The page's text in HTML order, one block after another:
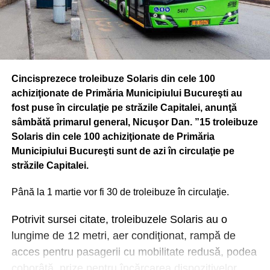
Cincisprezece troleibuze Solaris din cele 100
achiziţionate de Primăria Municipiului Bucureşti au
fost puse în circulaţie pe străzile Capitalei, anunţă
sâmbătă primarul general, Nicuşor Dan. ”15 troleibuze
Solaris din cele 100 achiziţionate de Primăria
Municipiului Bucureşti sunt de azi în circulaţie pe
străzile Capitalei.
Până la 1 martie vor fi 30 de troleibuze în circulaţie.
Potrivit sursei citate, troleibuzele Solaris au o
lungime de 12 metri, aer condiţionat, rampă de
acces pentru pasagerii cu mobilitate redusă, podea